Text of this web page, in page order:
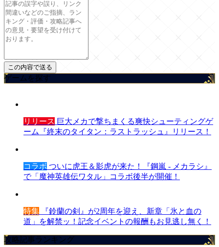
ゲームを探す
リリース 巨大メカで撃ちまくる爽快シューティングゲ
ーム『終末のタイタン：ラストラッシュ』リリース！
コラボ ついに虎王＆影虎が来た！『鋼嵐 - メカラシ』
で「魔神英雄伝ワタル」コラボ後半が開催！
特集 『鈴蘭の剣』が2周年を迎え、新章「氷と血の
道」を解禁ッ！記念イベントの報酬もお見逃し無く！
攻略記事ランキング